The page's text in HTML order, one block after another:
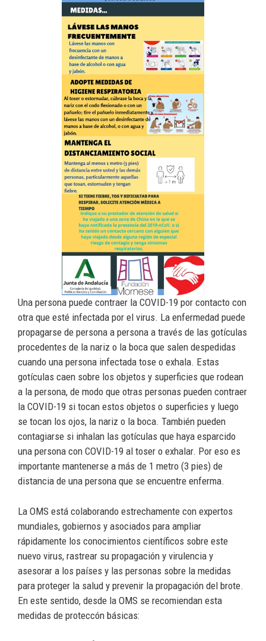
Una persona puede contraer la COVID-19 por contacto con
otra que esté infectada por el virus. La enfermedad puede
propagarse de persona a persona a través de las gotículas
procedentes de la nariz o la boca que salen despedidas
cuando una persona infectada tose o exhala. Estas
gotículas caen sobre los objetos y superficies que rodean
a la persona, de modo que otras personas pueden contraer
la COVID-19 si tocan estos objetos o superficies y luego
se tocan los ojos, la nariz o la boca. También pueden
contagiarse si inhalan las gotículas que haya esparcido
una persona con COVID-19 al toser o exhalar. Por eso es
importante mantenerse a más de 1 metro (3 pies) de
distancia de una persona que se encuentre enferma.
La OMS está colaborando estrechamente con expertos
mundiales, gobiernos y asociados para ampliar
rápidamente los conocimientos científicos sobre este
nuevo virus, rastrear su propagación y virulencia y
asesorar a los países y las personas sobre la medidas
para proteger la salud y prevenir la propagación del brote.
En este sentido, desde la OMS se recomiendan esta
medidas de proteccón básicas: